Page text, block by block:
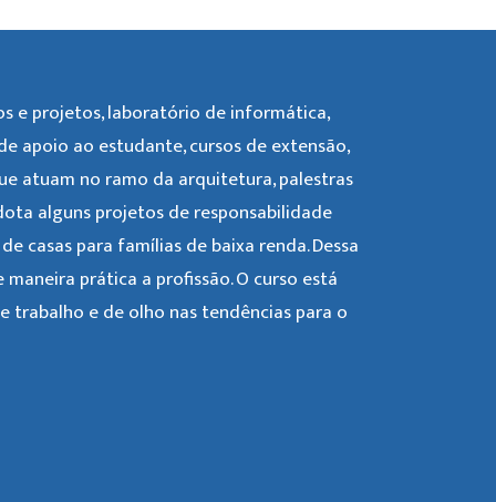
e projetos, laboratório de informática,
apoio ao estudante, cursos de extensão,
atuam no ramo da arquitetura, palestras
alguns projetos de responsabilidade
casas para famílias de baixa renda. Dessa
prática a profissão. O curso está
e de olho nas tendências para o